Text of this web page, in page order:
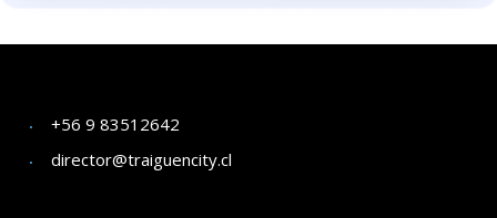
+56 9 83512642
director@traiguencity.cl